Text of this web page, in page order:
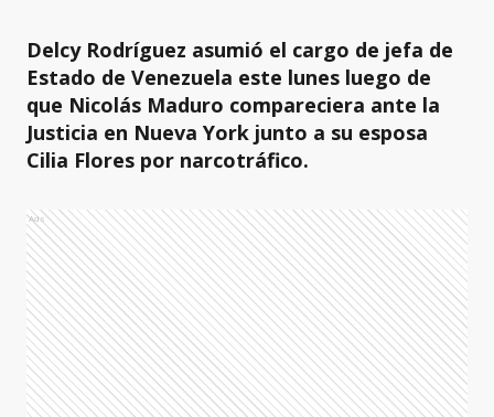
Delcy Rodríguez asumió el cargo de jefa de
Estado de Venezuela este lunes luego de
que Nicolás Maduro compareciera ante la
Justicia en Nueva York junto a su esposa
Cilia Flores por narcotráfico.
Ads